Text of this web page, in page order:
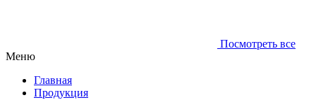
Посмотреть все
Меню
Главная
Продукция